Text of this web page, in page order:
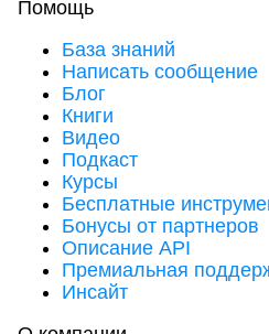
Помощь
База знаний
Написать сообщение
Блог
Книги
Видео
Подкаст
Курсы
Бесплатные
Бонусы от партнеров
Описание API
Премиальная
Инсайт